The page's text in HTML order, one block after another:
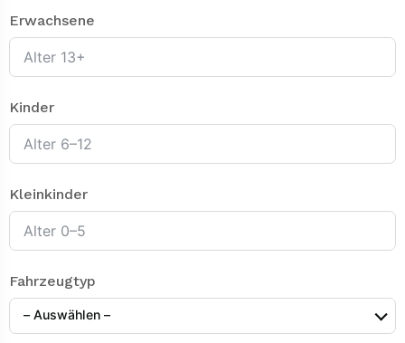
Erwachsene
Kinder
Kleinkinder
Fahrzeugtyp
– Auswählen –